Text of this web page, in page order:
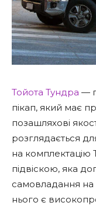
Тойота Тундра —
пікап, який має
позашляхові
розглядається
на комплектацію
підвіскою, яка
самовладання на
нього є